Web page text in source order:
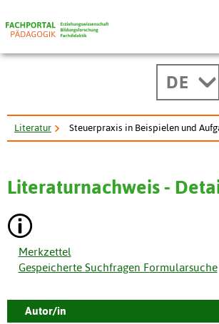
DE
Literatur Steuerpraxis in Beispielen und
Literaturnachweis -
Merkzettel
Gespeicherte Suchfragen Formularsuche
Autor/in